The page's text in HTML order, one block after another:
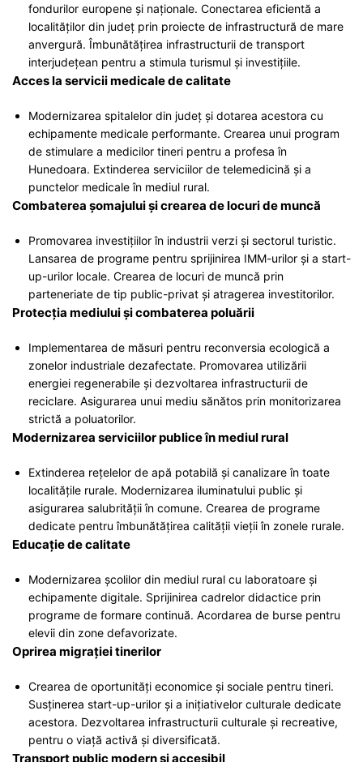
fondurilor europene și naționale. Conectarea eficientă a
localităților din județ prin proiecte de infrastructură de mare
anvergură. Îmbunătățirea infrastructurii de transport
interjudețean pentru a stimula turismul și investițiile.
Acces la servicii medicale de calitate
Modernizarea spitalelor din județ și dotarea acestora cu
echipamente medicale performante. Crearea unui program
de stimulare a medicilor tineri pentru a profesa în
Hunedoara. Extinderea serviciilor de telemedicină și a
punctelor medicale în mediul rural.
Combaterea șomajului și crearea de locuri de muncă
Promovarea investițiilor în industrii verzi și sectorul turistic.
Lansarea de programe pentru sprijinirea IMM-urilor și a start-
up-urilor locale. Crearea de locuri de muncă prin
parteneriate de tip public-privat și atragerea investitorilor.
Protecția mediului și combaterea poluării
Implementarea de măsuri pentru reconversia ecologică a
zonelor industriale dezafectate. Promovarea utilizării
energiei regenerabile și dezvoltarea infrastructurii de
reciclare. Asigurarea unui mediu sănătos prin monitorizarea
strictă a poluatorilor.
Modernizarea serviciilor publice în mediul rural
Extinderea rețelelor de apă potabilă și canalizare în toate
localitățile rurale. Modernizarea iluminatului public și
asigurarea salubrității în comune. Crearea de programe
dedicate pentru îmbunătățirea calității vieții în zonele rurale.
Educație de calitate
Modernizarea școlilor din mediul rural cu laboratoare și
echipamente digitale. Sprijinirea cadrelor didactice prin
programe de formare continuă. Acordarea de burse pentru
elevii din zone defavorizate.
Oprirea migrației tinerilor
Crearea de oportunități economice și sociale pentru tineri.
Susținerea start-up-urilor și a inițiativelor culturale dedicate
acestora. Dezvoltarea infrastructurii culturale și recreative,
pentru o viață activă și diversificată.
Transport public modern și accesibil